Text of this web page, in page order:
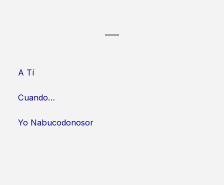
A Tí
Cuando…
Yo Nabucodonosor